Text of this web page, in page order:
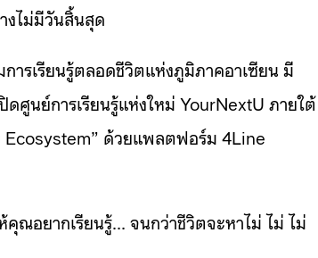
งไม่มีวันสิ้นสุด
รเรียนรู้ตลอดชีวิตแห่งภูมิภาคอาเซียน มี
นย์การเรียนรู้แห่งใหม่ YourNextU ภายใต้
Ecosystem” ด้วยแพลตฟอร์ม 4Line
ณอยากเรียนรู้… จนกว่าชีวิตจะหาไม่ ไม่ ไม่